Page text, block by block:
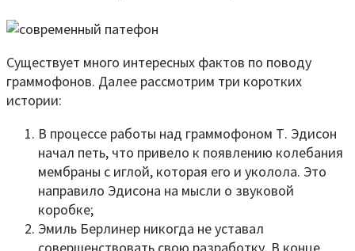
Существует много интересных фактов по поводу
граммофонов. Далее рассмотрим три коротких
истории:
В процессе работы над граммофоном Т. Эдисон
начал петь, что привело к появлению колебания
мембраны с иглой, которая его и уколола. Это
направило Эдисона на мысли о звуковой
коробке;
Эмиль Берлинер никогда не уставал